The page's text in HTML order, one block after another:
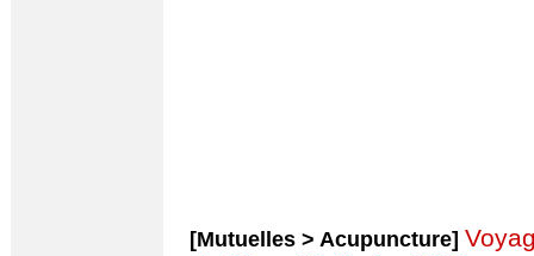
[Mutuelles > Acupuncture]